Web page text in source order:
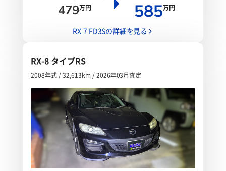
479万円 585万円
RX-7 FD3Sの詳細を見る
RX-8 タイプRS
2008年式 / 32,613km / 2026年03月査定